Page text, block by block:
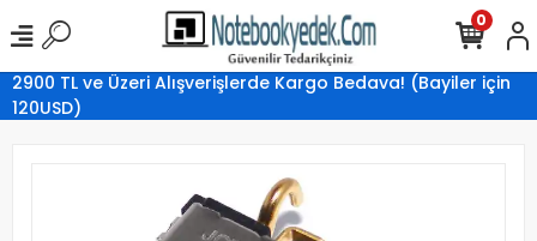
2900 TL ve Üzeri Alışverişlerde Kargo Bedava! (Bayiler için
120USD)
0